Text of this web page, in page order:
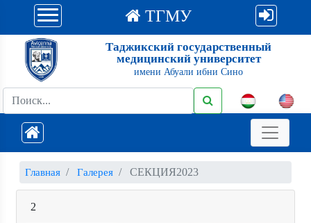
ТГМУ
Таджикский государственный
медицинский университет
имени Абуали ибни Сино
Главная Галерея СЕКЦИЯ2023
2